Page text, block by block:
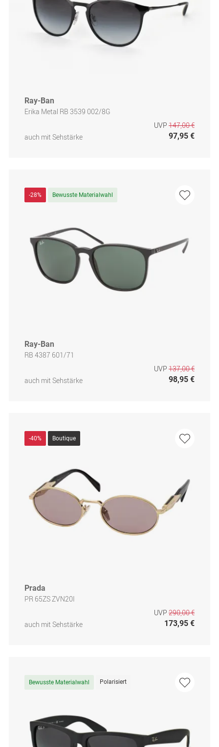
Ray-Ban
Erika Metal RB 3539 002/8G
auch mit Sehstärke
UVP 147,00 €
97,95 €
-28% Bewusste Materialwahl
Ray-Ban
RB 4387 601/71
auch mit Sehstärke
UVP 137,00 €
98,95 €
-40% Boutique
Prada
PR 65ZS ZVN20I
auch mit Sehstärke
UVP 290,00 €
173,95 €
Bewusste Materialwahl Polarisiert